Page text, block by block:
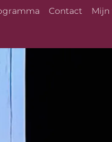
Contact Mijn